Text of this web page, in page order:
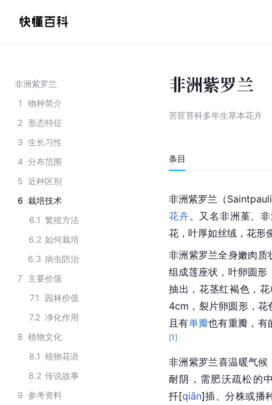
非洲紫罗兰
1
物种简介
2 形态特征
3 生长习性
4 分布范围
5 近种区别
6 栽培技术
6.1 繁殖方法
6.2 如何栽培
6.3 病虫防治
7
主要价值
7.1
园林价值
7.2 净化作用
8 植物文化
8.1 植物花语
8.2 传说故事
9 参考资料
非洲紫罗兰
苦苣苔科多年生草本花卉
条目
非洲紫罗兰 （
花卉。又名非洲堇、
花，叶厚如丝绒，花形
非洲紫罗兰全身嫩肉
组成莲座状，叶卵圆
抽出，花茎红褐色，
4cm，裂片卵圆形，花
且有单瓣也有重瓣，有
[1]
非洲紫罗兰喜温暖气
耐阴，需肥沃疏松的
扦[qiān]插、分株或播